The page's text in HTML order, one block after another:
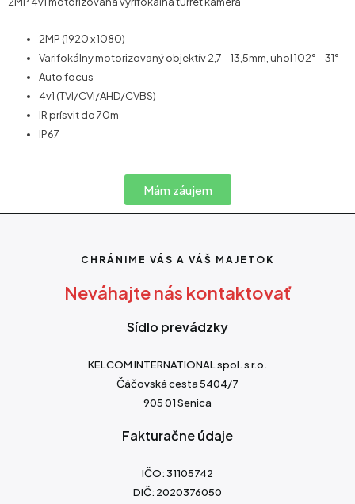
2MP (1920 x 1080)
Varifokálny motorizovaný objektív 2,7 – 13,5mm, uhol 102° – 31°
Auto focus
4v1 (TVI/CVI/AHD/CVBS)
IR prísvit do 70m
IP67
Mám záujem
CHRÁNIME VÁS A VÁŠ MAJETOK
Neváhajte nás kontaktovať
Sídlo prevádzky
KELCOM INTERNATIONAL spol. s r.o.
Čáčovská cesta 5404/7
905 01 Senica
Fakturačne údaje
IČO: 31105742
DIČ: 2020376050